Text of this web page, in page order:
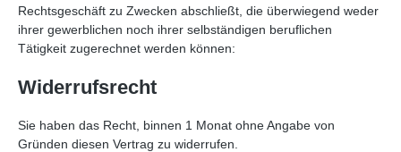
Rechtsgeschäft zu Zwecken abschließt, die überwiegend weder
ihrer gewerblichen noch ihrer selbständigen beruflichen
Tätigkeit zugerechnet werden können:
Widerrufsrecht
Sie haben das Recht, binnen 1 Monat ohne Angabe von
Gründen diesen Vertrag zu widerrufen.